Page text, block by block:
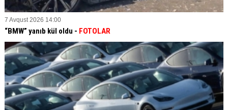
7 Avqust 2026 14:00
“BMW” yanıb kül oldu - FOTOLAR